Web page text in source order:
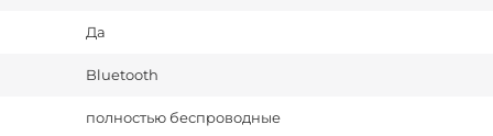
Да
Bluetooth
полностью беспроводные